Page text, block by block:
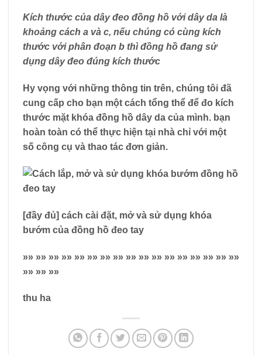
Kích thước của dây đeo đồng hồ với dây da là
khoảng cách a và c, nếu chúng có cùng kích
thước với phân đoạn b thì đồng hồ đang sử
dụng dây đeo đúng kích thước
Hy vọng với những thông tin trên, chúng tôi đã
cung cấp cho bạn một cách tổng thể để đo kích
thước mặt khóa đồng hồ dây da của mình. bạn
hoàn toàn có thể thực hiện tại nhà chỉ với một
số công cụ và thao tác đơn giản.
[đầy đủ] cách cài đặt, mở và sử dụng khóa
bướm của đồng hồ đeo tay
»» »» »» »» »» »» »» »» »» »» »» »» »» »» »» »» »»
»» »» »»
thu ha